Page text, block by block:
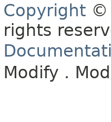
Copyright ©
rights
Modify .